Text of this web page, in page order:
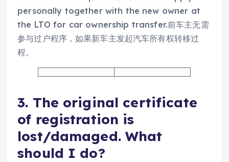
personally together with the new owner at
the LTO for car ownership transfer.前车主无需
参与过户程序，如果新车主发起汽车所有权转移过
程。
3. The original certificate
of registration is
lost/damaged. What
should I do?